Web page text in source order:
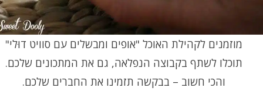
מוזמנים לקהילת האוכל "אופים ומבשלים עם סוויט דוּלי"
תוכלו לשתף בקבוצה הנפלאה, גם את המתכונים שלכם.
והכי חשוב – בבקשה תזמינו את החברים שלכם.